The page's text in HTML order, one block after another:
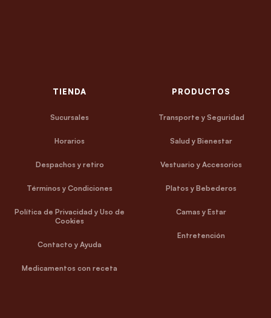
TIENDA
Sucursales
Horarios
Despachos y retiro
Términos y Condiciones
Política de Privacidad y Uso de
Cookies
Contacto y Ayuda
Medicamentos con receta
PRODUCTOS
Transporte y Seguridad
Salud y Bienestar
Vestuario y Accesorios
Platos y Bebederos
Camas y Estar
Entretención